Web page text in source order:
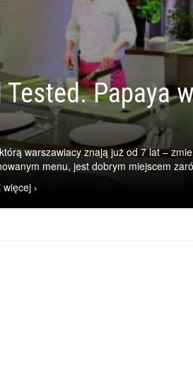
Tested. Papaya
warszawiacy znają już od 7 lat –
menu, jest dobrym miejscem
›